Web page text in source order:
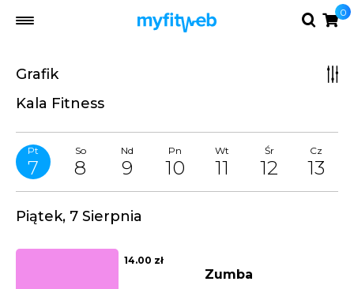
0
Grafik
Kala Fitness
Pt
7
So
8
Nd
9
Pn
10
Wt
11
Śr
12
Cz
13
Piątek, 7 Sierpnia
14.00 zł
Zumba